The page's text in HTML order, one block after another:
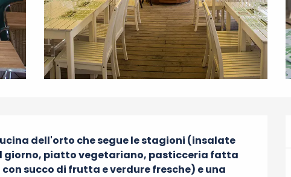
dell'orto che segue le stagioni (insalate
giorno, piatto vegetariano, pasticceria fatta
succo di frutta e verdure fresche) e una